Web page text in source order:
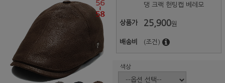
댕 크랙 헌팅캡 베레모
상품가 25,900원
배송비 (조건)
색상